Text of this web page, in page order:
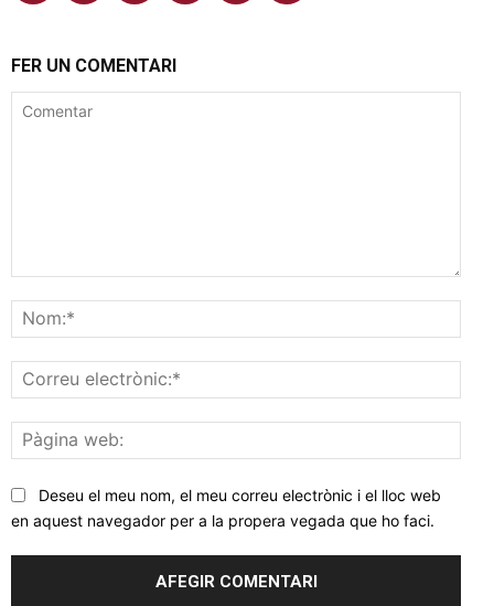
FER UN COMENTARI
web:
Deseu el meu nom, el meu correu electrònic i el lloc web
en aquest navegador per a la propera vegada que ho faci.